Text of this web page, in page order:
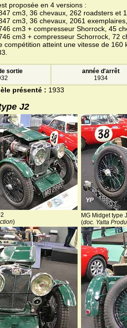
proposée en 4 versions :
cm3, 36 chevaux, 262 roadsters et
cm3, 36 chevaux, 2061 exemplaires,
cm3 + compresseur Shorrock, 45
cm3 + compresseur Schorrock, 72
compétition atteint une vitesse de
sortie
année d'arrêt
1934
présenté : 1933
J2
)
MG Midget type
(doc. Yalta